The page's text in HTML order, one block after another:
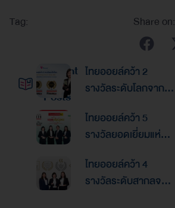
Tag:
Share on:
Recent
Posts
ไทยออยล์คว้า 2
รางวัลระดับโลกจาก
Finance Awards
2026ตอกย้ำความเป็น
เลิศด้านการบริหาร
การเงินและการระดม
ทุน
ไทยออยล์คว้า 5
รางวัลยอดเยี่ยมแห่ง
รางวัล “Asian
Excellence Award
ไทยออยล์คว้า 4
รางวัลระดับสากลจาก